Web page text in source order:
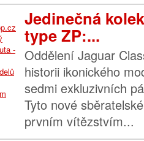
Jedinečná
type ZP:...
Oddělení Jaguar
historii ikonického
sedmi exkluzivních
Tyto nové
prvním vítězstvím...